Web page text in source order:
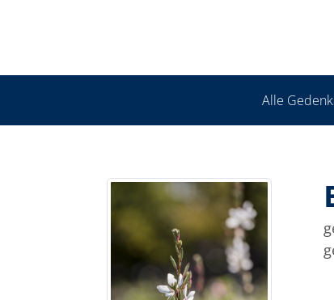
Alle